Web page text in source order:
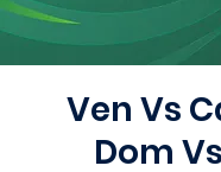
Ven Vs
Dom